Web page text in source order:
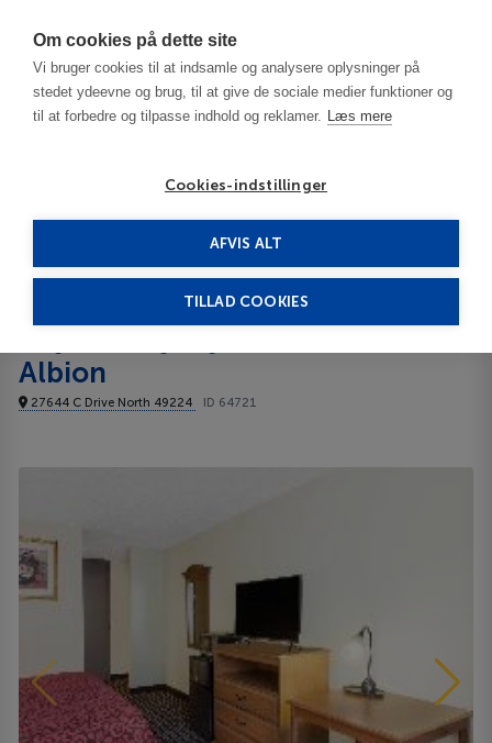
Om cookies på dette site
Vi bruger cookies til at indsamle og analysere oplysninger på
stedet ydeevne og brug, til at give de sociale medier funktioner og
til at forbedre og tilpasse indhold og reklamer. Læs mere
Cookies-indstillinger
AFVIS ALT
TILLAD COOKIES
Battle Creek - MI
Days Inn by Wyndham Albion 3***
Albion
27644 C Drive North 49224 ID 64721